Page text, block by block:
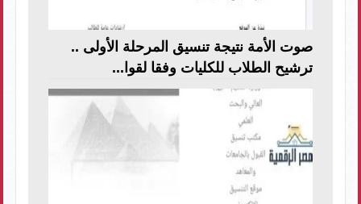
صوت الأمة نتيجة تنسيق المرحلة الأولى ..
ترشيح الطلاب للكليات وفقا لقوا...